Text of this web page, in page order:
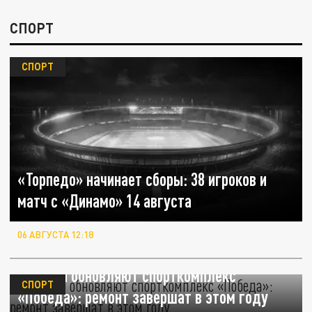
СПОРТ
«Торпедо» начинает сборы: 38 игроков и
матч с «Динамо» 14 августа
СПОРТ
06 АВГУСТА 12:18
В Перми обновляют спорткомплекс
«Победа»: ремонт завершат в этом году
СПОРТ